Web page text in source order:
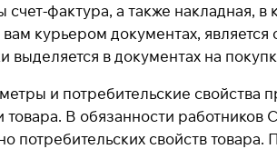
фактура, а также накладная, в
курьером документах, является
в документах на
и потребительские свойства
В обязанности работников
потребительских свойств